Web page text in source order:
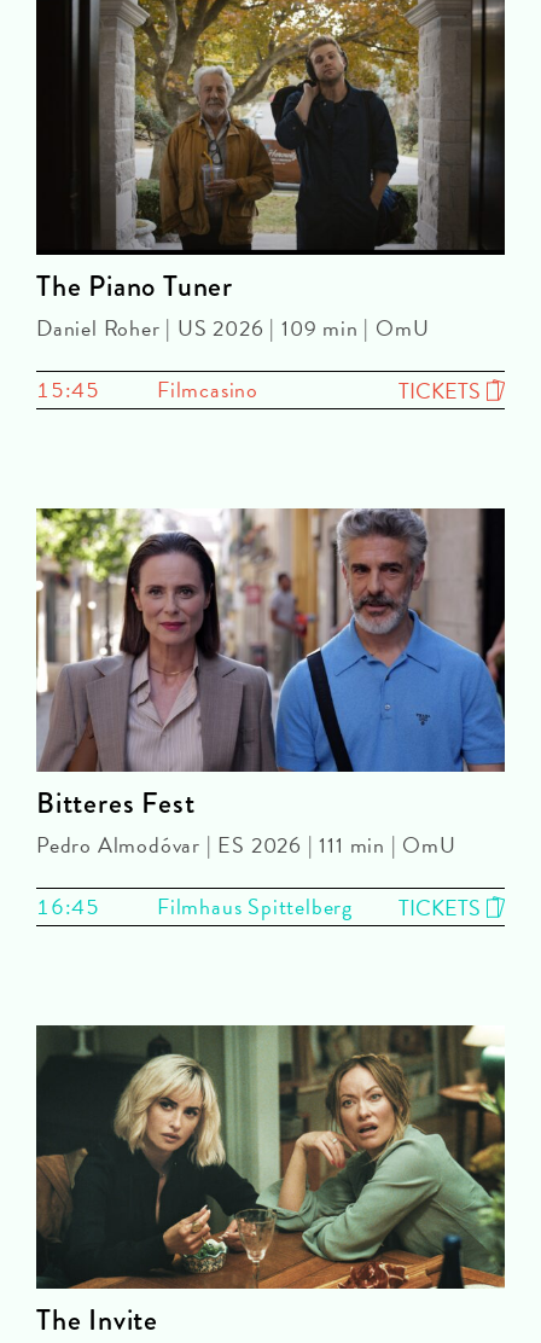
The Piano Tuner
Daniel Roher | US 2026 | 109 min | OmU
15:45
Filmcasino TICKETS
Bitteres Fest
Pedro Almodóvar | ES 2026 | 111 min | OmU
16:45
Filmhaus Spittelberg TICKETS
The Invite